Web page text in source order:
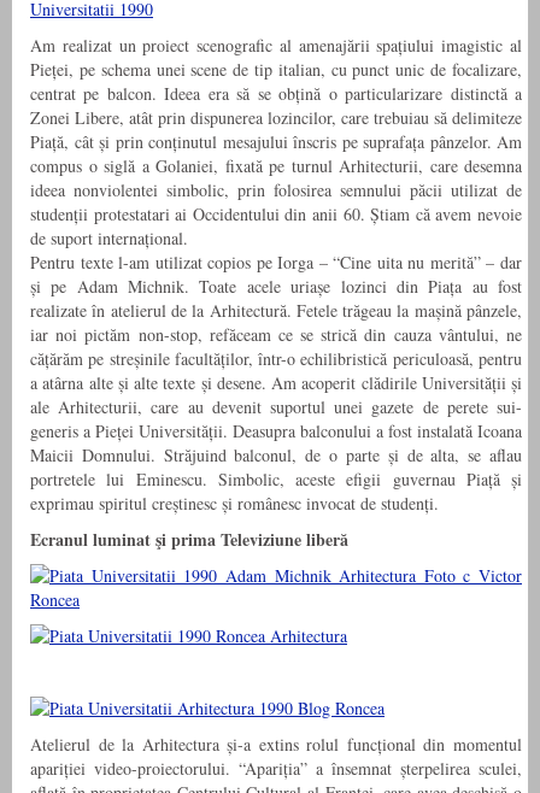
Am realizat un proiect scenografic al amenajării spațiului imagistic al
Pieței, pe schema unei scene de tip italian, cu punct unic de focalizare,
centrat pe balcon. Ideea era să se obțină o particularizare distinctă a
Zonei Libere, atât prin dispunerea lozincilor, care trebuiau să delimiteze
Piață, cât și prin conținutul mesajului înscris pe suprafața pânzelor. Am
compus o siglă a Golaniei, fixată pe turnul Arhitecturii, care desemna
ideea nonviolentei simbolic, prin folosirea semnului păcii utilizat de
studenții protestatari ai Occidentului din anii 60. Știam că avem nevoie
de suport internațional.
Pentru texte l-am utilizat copios pe Iorga – “Cine uita nu merită” – dar
și pe Adam Michnik. Toate acele uriașe lozinci din Piața au fost
realizate în atelierul de la Arhitectură. Fetele trăgeau la mașină pânzele,
iar noi pictăm non-stop, refăceam ce se strică din cauza vântului, ne
cățărăm pe streșinile facultăților, într-o echilibristică periculoasă, pentru
a atârna alte și alte texte și desene. Am acoperit clădirile Universității și
ale Arhitecturii, care au devenit suportul unei gazete de perete sui-
generis a Pieței Universității. Deasupra balconului a fost instalată Icoana
Maicii Domnului. Străjuind balconul, de o parte și de alta, se aflau
portretele lui Eminescu. Simbolic, aceste efigii guvernau Piață și
exprimau spiritul creștinesc și românesc invocat de studenți.
Ecranul luminatşi prima Televiziune liberă
Atelierul de la Arhitectura și-a extins rolul funcțional din momentul
apariției video-proiectorului. “Apariția” a însemnat șterpelirea sculei,